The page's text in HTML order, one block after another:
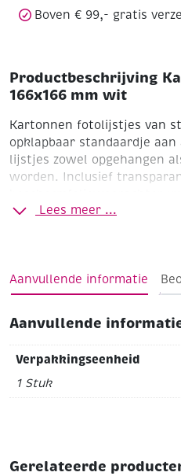
Boven € 99,- gratis
Productbeschrijving
166x166 mm wit
Kartonnen fotolijstjes van
opklapbaar standaardje
lijstjes zowel opgehangen
worden. Inclusief
kunt uw foto eenvoudig aan
Lees meer ...
Aanvullende informatie
Aanvullende
Verpakkingseenheid
1 Stuk
Gerelateerde